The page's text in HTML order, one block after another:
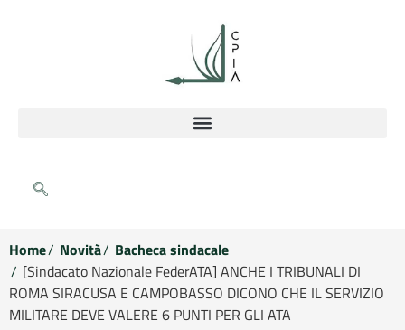
Home Novità
Bacheca sindacale
[Sindacato Nazionale FederATA] ANCHE I TRIBUNALI DI
ROMA SIRACUSA E CAMPOBASSO DICONO CHE IL SERVIZIO
MILITARE DEVE VALERE 6 PUNTI PER GLI ATA